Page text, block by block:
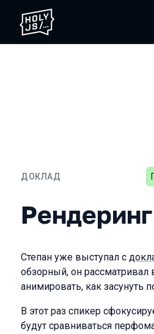
ДОКЛАД
Рендеринг
Степан уже выступал с
обзорный, он рассматривал
анимировать, как засунуть
В этот раз спикер
будут сравниваться